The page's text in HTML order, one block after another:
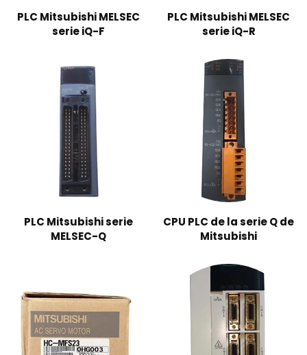
PLC Mitsubishi MELSEC
serie iQ-F
PLC Mitsubishi MELSEC
serie iQ-R
PLC Mitsubishi serie
MELSEC-Q
CPU PLC de la serie Q de
Mitsubishi